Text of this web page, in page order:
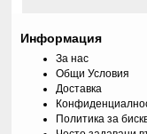
Информация
За нас
Общи Условия
Доставка
Политика за